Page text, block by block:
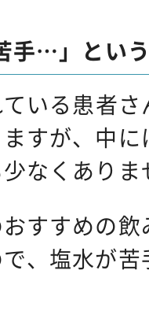
手…」とい
いる患者
すが、中
なくありま
すすめの
、塩水が